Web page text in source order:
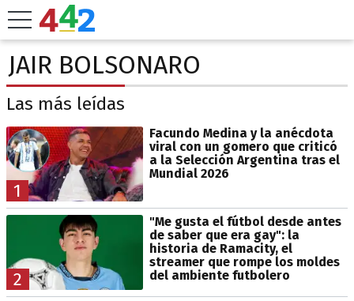
JAIR BOLSONARO
Las más leídas
1
Facundo Medina y la anécdota
viral con un gomero que criticó
a la Selección Argentina tras el
Mundial 2026
2
"Me gusta el fútbol desde antes
de saber que era gay": la
historia de Ramacity, el
streamer que rompe los moldes
del ambiente futbolero